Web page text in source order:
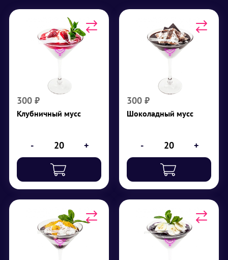
300 ₽
Клубничный мусс
- +
Клубничный мусс
(11%), клубничный
джем, клубника
300 ₽
Шоколадный мусс
- +
Шоколадный мусс
Тертый шоколад,
(11%), шоколадный
топпинг, шоколад
Фруктовый мусс
Молотая корица,
Ванильный мусс
Творог 0%, сливки